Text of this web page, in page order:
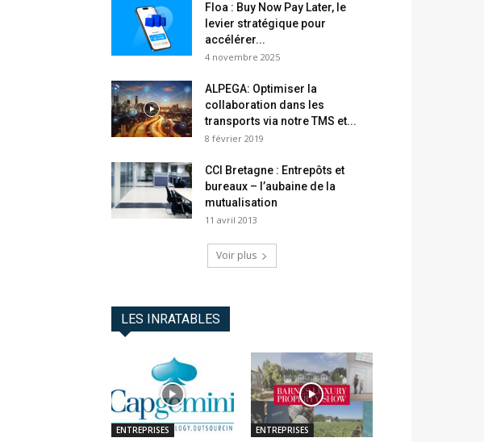
Floa : Buy Now Pay Later, le
levier stratégique pour
accélérer...
4 novembre 2025
ALPEGA: Optimiser la
collaboration dans les
transports via notre TMS et...
8 février 2019
CCI Bretagne : Entrepôts et
bureaux – l’aubaine de la
mutualisation
11 avril 2013
Voir plus
LES INRATABLES
ENTREPRISES ENTREPRISES